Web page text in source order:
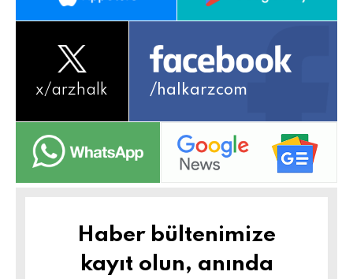
x/arzhalk /halkarzcom
Haber bültenimize
kayıt olun, anında